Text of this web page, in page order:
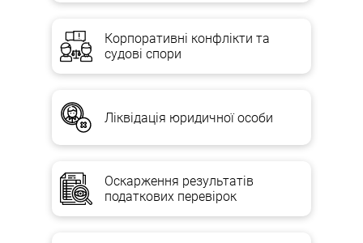
Корпоративні конфлікти та
судові спори
Ліквідація юридичної особи
Оскарження результатів
податкових перевірок